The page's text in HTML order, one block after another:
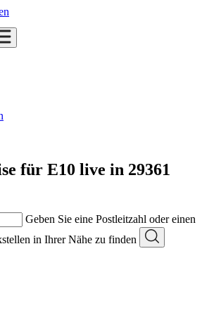
für E10 live in 29361
Geben Sie eine Postleitzahl oder einen
in Ihrer Nähe zu finden